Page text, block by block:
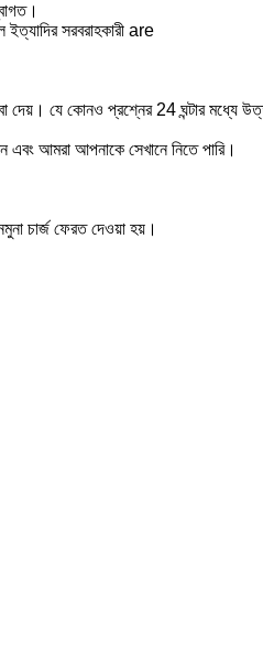
সরবরাহকারী are
দেয়। যে কোনও প্রশ্নের 24 ঘন্টার মধ্যে
এবং আমরা আপনাকে সেখানে নিতে পারি।
চার্জ ফেরত দেওয়া হয়।